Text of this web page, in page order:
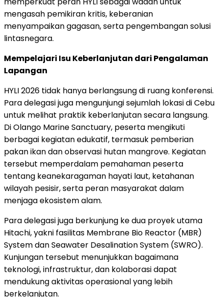
mengasah pemikiran kritis, keberanian
menyampaikan gagasan, serta pengembangan solusi
lintasnegara.
Mempelajari Isu Keberlanjutan dari Pengalaman
Lapangan
HYLI 2026 tidak hanya berlangsung di ruang konferensi.
Para delegasi juga mengunjungi sejumlah lokasi di Cebu
untuk melihat praktik keberlanjutan secara langsung.
Di Olango Marine Sanctuary, peserta mengikuti
berbagai kegiatan edukatif, termasuk pemberian
pakan ikan dan observasi hutan mangrove. Kegiatan
tersebut memperdalam pemahaman peserta
tentang keanekaragaman hayati laut, ketahanan
wilayah pesisir, serta peran masyarakat dalam
menjaga ekosistem alam.
Para delegasi juga berkunjung ke dua proyek utama
Hitachi, yakni fasilitas Membrane Bio Reactor (MBR)
System dan Seawater Desalination System (SWRO).
Kunjungan tersebut menunjukkan bagaimana
teknologi, infrastruktur, dan kolaborasi dapat
mendukung aktivitas operasional yang lebih
berkelanjutan.